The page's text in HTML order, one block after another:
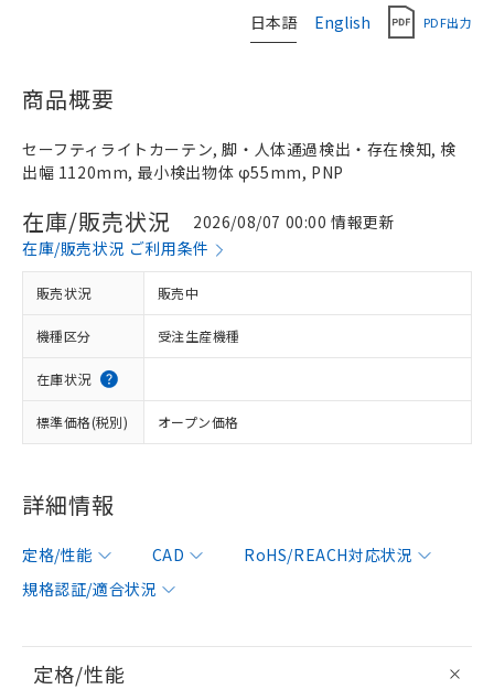
日本語 English PDF出力
商品概要
セーフティライトカーテン, 脚・人体通過検出・存在検知, 検
出幅 1120mm, 最小検出物体 φ55mm, PNP
在庫/販売状況
2026/08/07 00:00 情報更新
在庫/販売状況 ご利用条件
販売状況 販売中
機種区分 受注生産機種
在庫状況
標準価格(税別) オープン価格
詳細情報
定格/性能 CAD
RoHS/REACH対応状況
規格認証/適合状況
定格/性能